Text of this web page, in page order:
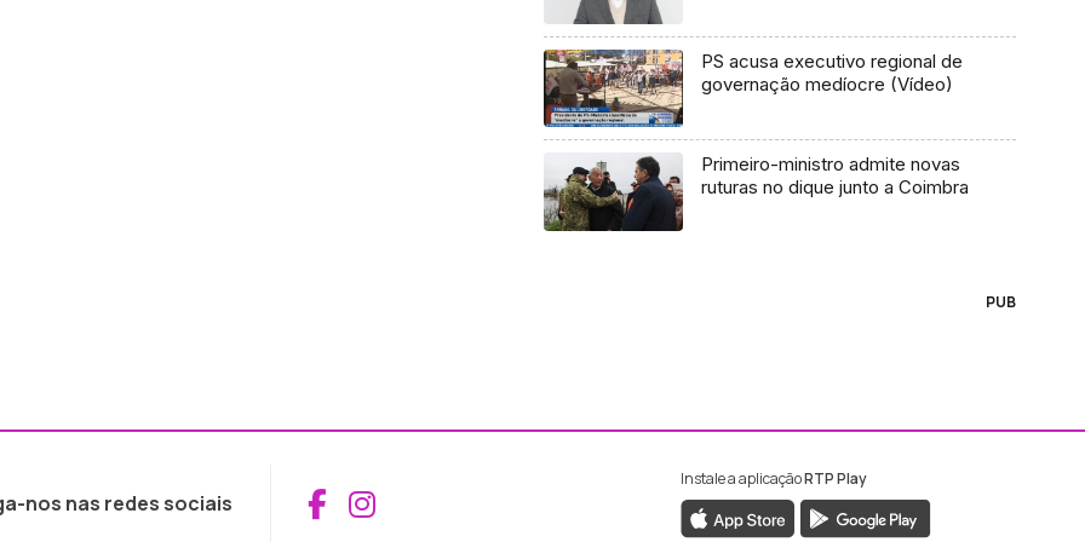
PS acusa executivo regional de
governação medíocre (Vídeo)
Primeiro-ministro admite novas
ruturas no dique junto a Coimbra
PUB
nos nas redes sociais Aceder ao Facebook da RTP Madeira
Aceder ao Instagram da RTP Madeira
Instale a aplicaçãoRTP Play